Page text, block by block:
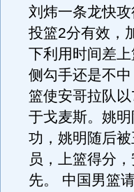
刘炜一条龙快
投篮2分有效，
下利用时间差
侧勾手还是不
篮使安哥拉队
于戈麦斯。姚
功，姚明随后
员，上篮得分
先。 中国男篮